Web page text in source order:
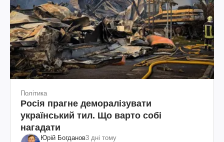
Політика
Росія прагне деморалізувати
український тил. Що варто собі
нагадати
Юрій Богданов3 дні тому